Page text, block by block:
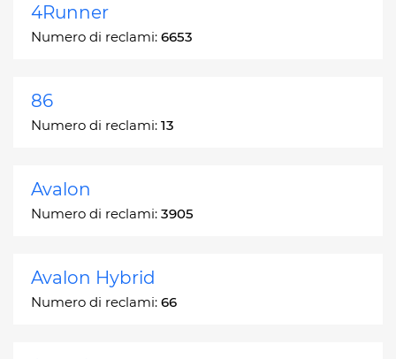
4Runner
Numero di reclami: 6653
86
Numero di reclami: 13
Avalon
Numero di reclami: 3905
Avalon Hybrid
Numero di reclami: 66